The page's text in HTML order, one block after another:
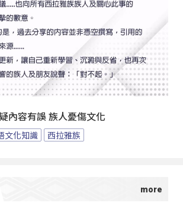
內容有誤 族人憂傷文化
文化知識 西拉雅族